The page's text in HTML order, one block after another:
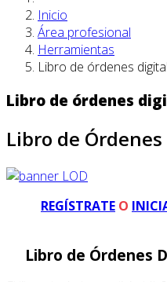
Inicio
Área profesional
Herramientas
Libro de órdenes
Libro de órdenes
Libro de Órdenes
REGÍSTRATE O
Libro de Órdenes